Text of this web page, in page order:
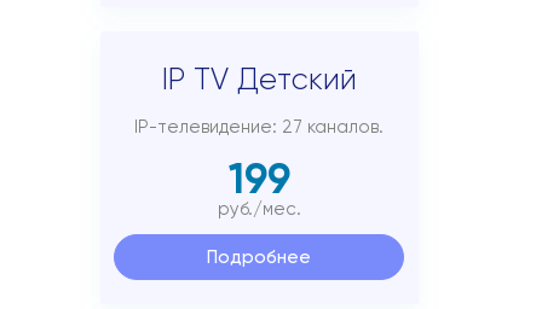
IP TV Детский
IP-телевидение: 27 каналов.
199
руб./мес.
Подробнее